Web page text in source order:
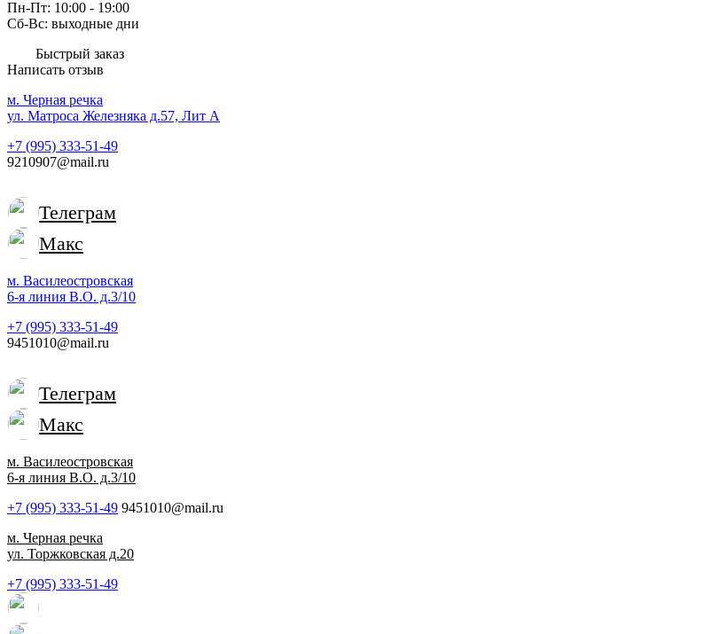
Пн-Пт: 10:00 - 19:00
Сб-Вс: выходные дни
Быстрый заказ
Написать отзыв
м. Черная речка
ул. Матроса Железняка д.57, Лит A
+7 (995) 333-51-49
9210907@mail.ru
Телеграм
Макс
м. Василеостровская
6-я линия В.О. д.3/10
+7 (995) 333-51-49
9451010@mail.ru
Телеграм
Макс
м. Василеостровская
6-я линия В.О. д.3/10
+7 (995) 333-51-49 9451010@mail.ru
м. Черная речка
ул. Торжковская д.20
+7 (995) 333-51-49